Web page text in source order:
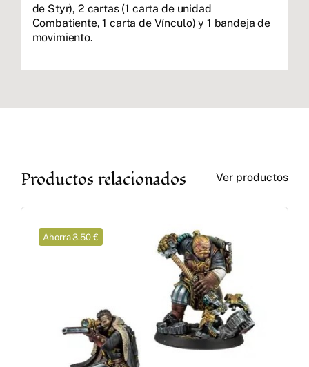
de Styr), 2 cartas (1 carta de unidad
Combatiente, 1 carta de Vínculo) y 1 bandeja de
movimiento.
Productos relacionados Ver productos
Ahorra 3.50 €